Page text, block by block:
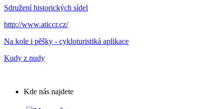
Sdružení historických sídel
http://www.aticcr.cz/
Na kole i pěšky - cykloturistiká aplikace
Kudy z nudy
Kde nás najdete